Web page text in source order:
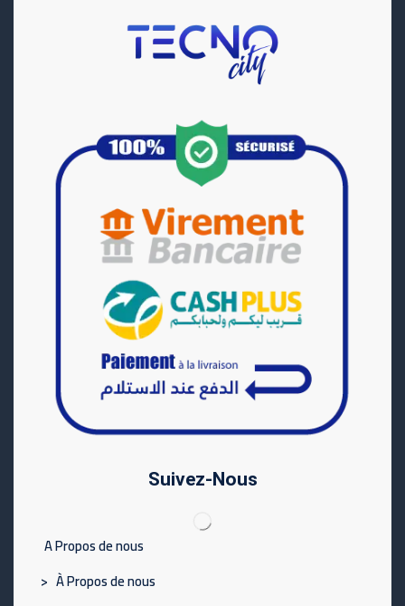
Suivez-Nous
A Propos de nous
> À Propos de nous